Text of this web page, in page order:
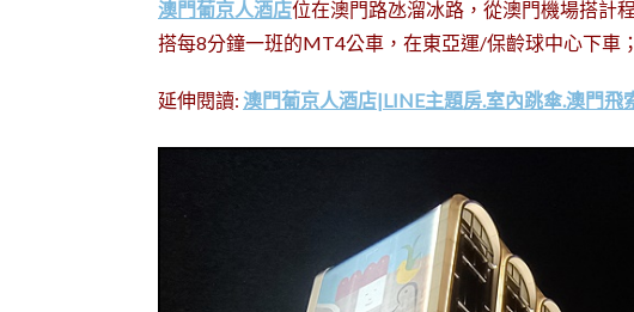
澳門葡京人酒店位在澳門路氹溜冰路，從澳門機場搭計
搭每8分鐘一班的MT4公車，在東亞運/保齡球中心下車
延伸閱讀: 澳門葡京人酒店|LINE主題房.室內跳傘.澳門